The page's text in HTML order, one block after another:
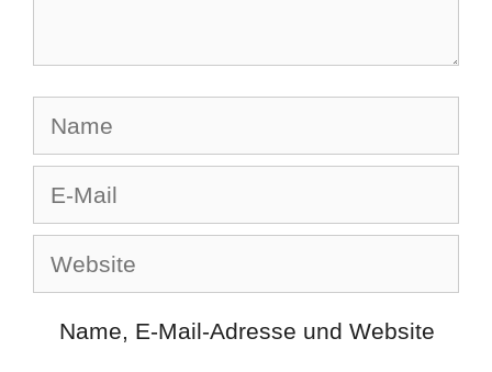
Name
E-
Website
Name, E-Mail-Adresse und Website